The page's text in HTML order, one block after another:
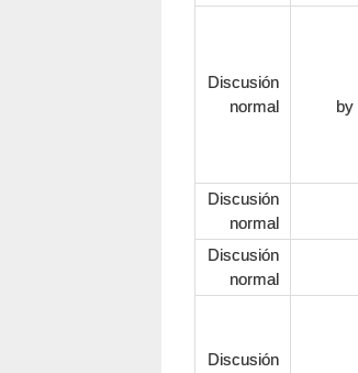
Discusión
normal
by
Discusión
normal
Discusión
normal
Discusión